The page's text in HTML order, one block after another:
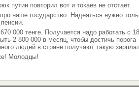
путин повторил вот и токаев не отстает
наше государство. Надеяться нужно
000 тенге. Получается надо работать с
2 800 000 в месяц, чтобы достичь порога
людей в стране получают такую
Молодцы!